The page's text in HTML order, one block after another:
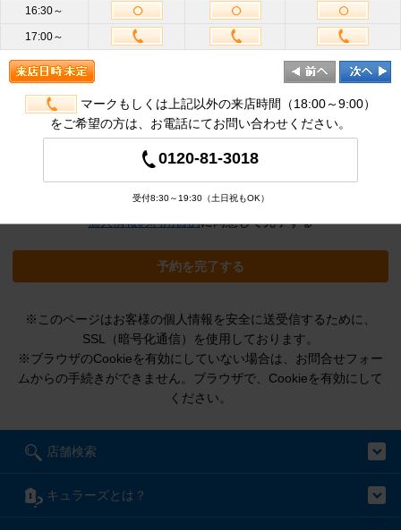
携帯電話
ハイフン不要
メールア
ドレス必
須
半角英数
※クリックすると追加の項目が表示され
16:30～
17:00～
マークもしくは上記以外の来店時間（18:00～9:00）
をご希望の方は、お電話にてお問い合わせください。
0120-81-3018
受付8:30～19:30（土日祝もOK）
個人情報の利用目的に同意して完了する
予約を完了する
※このページはお客様の個人情報を安全に送受信するために、
SSL（暗号化通信）を使用しております。
※ブラウザのCookieを有効にしていない場合は、お問合せフォー
ムからの手続きができません。ブラウザで、Cookieを有効にして
ください。
店舗検索
キュラーズとは？